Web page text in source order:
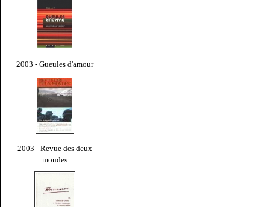
2003 - Gueules d'amour
2003 - Revue des deux
mondes